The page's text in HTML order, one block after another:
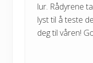
lur. Rådyrene
lyst til å teste
deg til våren!